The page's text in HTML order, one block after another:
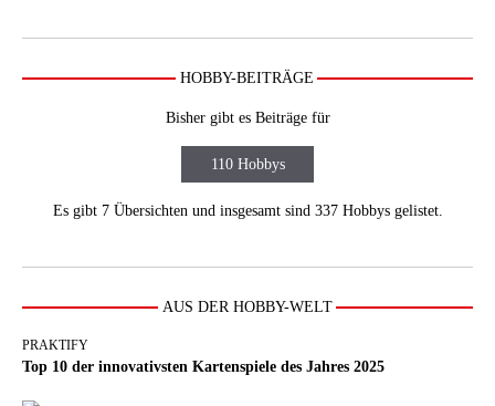
HOBBY-BEITRÄGE
Bisher gibt es Beiträge für
110 Hobbys
Es gibt 7 Übersichten und insgesamt sind 337 Hobbys gelistet.
AUS DER HOBBY-WELT
PRAKTIFY
Top 10 der innovativsten Kartenspiele des Jahres 2025